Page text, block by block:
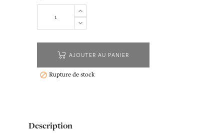
AJOUTER AU PANIER
 Rupture de stock
Description